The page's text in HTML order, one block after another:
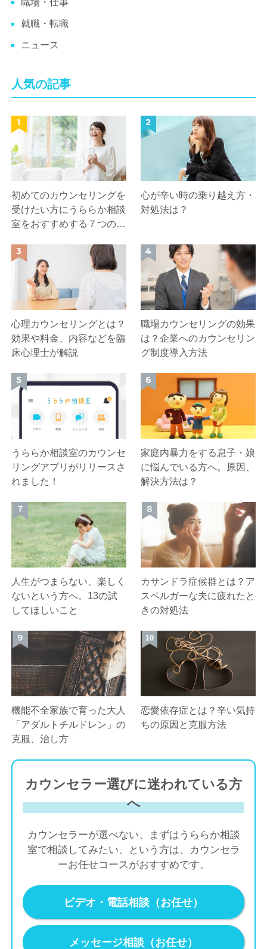
職場・仕事
就職・転職
ニュース
人気の記事
初めてのカウンセリングを
受けたい方にうららか相談
室をおすすめする７つの理
心が辛い時の乗り越え方・
対処法は？
心理カウンセリングとは？
効果や料金、内容などを臨
床心理士が解説
職場カウンセリングの効果
は？企業へのカウンセリン
グ制度導入方法
うららか相談室のカウンセ
リングアプリがリリースさ
れました！
家庭内暴力をする息子・娘
に悩んでいる方へ。原因、
解決方法は？
人生がつまらない、楽しく
ないという方へ。13の試
してほしいこと
カサンドラ症候群とは？ア
スペルガーな夫に疲れたと
きの対処法
機能不全家族で育った大人
「アダルトチルドレン」の
克服、治し方
恋愛依存症とは？辛い気持
ちの原因と克服方法
カウンセラー選びに迷われている方
へ
カウンセラーが選べない、まずはうららか相談
室で相談してみたい、という方は、カウンセラ
ーお任せコースがおすすめです。
ビデオ・電話相談（お任せ）
メッセージ相談（お任せ）